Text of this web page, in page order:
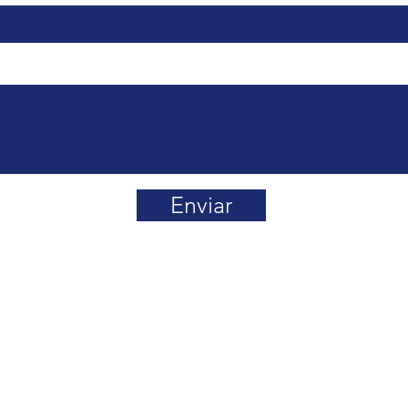
Enviar